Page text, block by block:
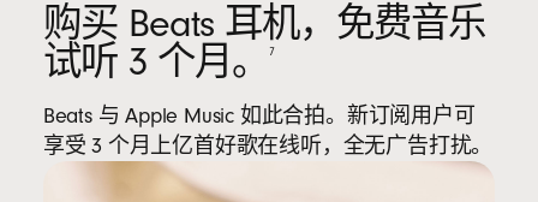
购买 Beats 耳机，免费音乐
试听 3 个月。
7
Beats 与 Apple Music 如此合拍。新订阅用户可
享受 3 个月上亿首好歌在线听，全无广告打扰。